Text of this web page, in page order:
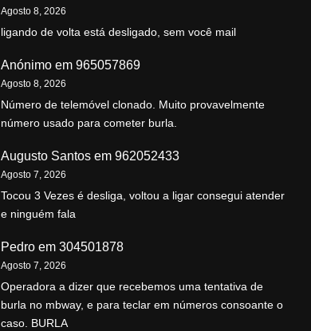
Agosto 8, 2026
ligando de volta está desligado, sem você mail
Anónimo em 965057869
Agosto 8, 2026
Número de telemóvel clonado. Muito provavelmente
número usado para cometer burla.
Augusto Santos em 962052433
Agosto 7, 2026
Tocou 3 Vezes é desliga, voltou a ligar consegui atender
e ninguém fala
Pedro em 304501878
Agosto 7, 2026
Operadora a dizer que recebemos uma tentativa de
burla no mbway, e para teclar em números consoante o
caso. BURLA